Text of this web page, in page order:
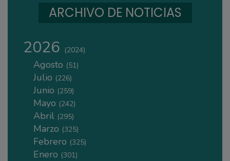
ARCHIVO DE NOTICIAS
2026 (2024)
Agosto (51)
Julio (226)
Junio (259)
Mayo (242)
Abril (295)
Marzo (325)
Febrero (325)
Enero (301)